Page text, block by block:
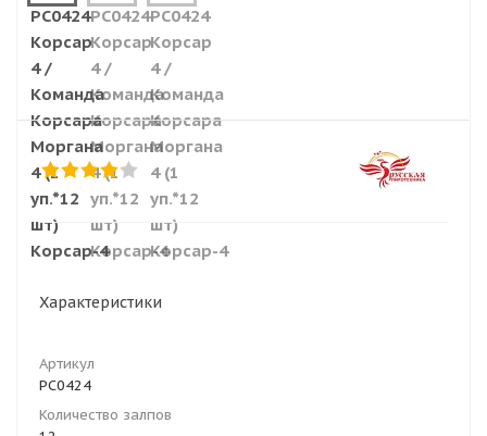
Характеристики
Артикул
РС0424
Количество залпов